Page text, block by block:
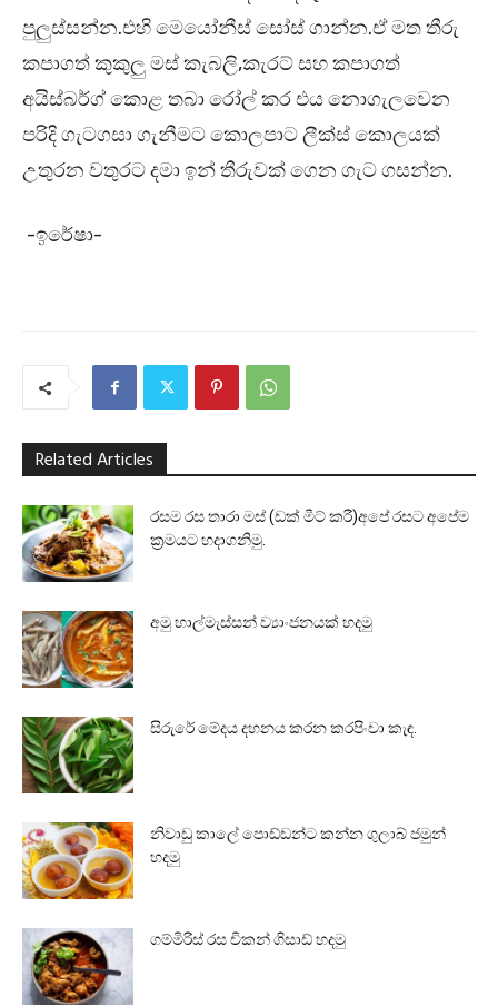
පුලුස්සන්න.එහි මෙයෝනීස් සෝස් ගාන්න.ඒ මත තීරු
කපාගත් කුකුලු මස් කැබලි,කැරට් සහ කපාගත්
අයිස්බර්ග් කොළ තබා රෝල් කර එය නොගැලවෙන
පරිදි ගැටගසා ගැනීමට කොලපාට ලීක්ස් කොලයක්
උතුරන වතුරට දමා ඉන් තීරුවක් ගෙන ගැට ගසන්න.
-ඉරේෂා-
Related Articles
රසම රස තාරා මස් (ඩක් මීට් කරී)අපේ රසට අපේම
ක්‍රමයට හදාගනිමු.
අමු හාල්මැස්සන් ව්‍යාංජනයක් හදමු
සිරුරේ මේදය දහනය කරන කරපිංචා කැඳ.
නිවාඩු කාලේ පොඩ්ඩන්ට කන්න ගුලාබ් ජමුන්
හදමු
ගම්මිරිස් රස චිකන් ගිසාඩ් හදමු